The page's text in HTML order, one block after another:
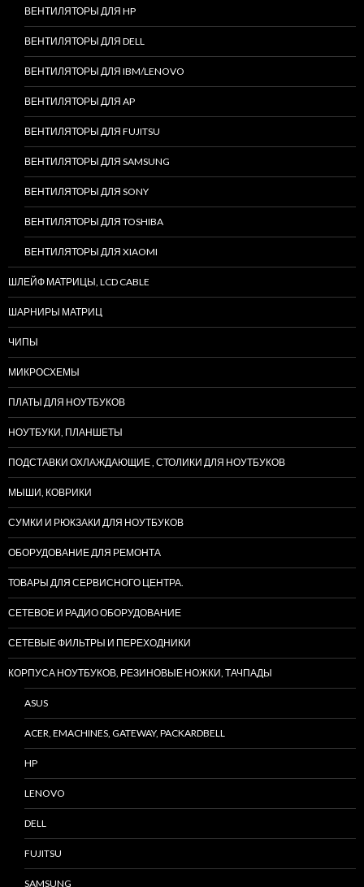
ВЕНТИЛЯТОРЫ ДЛЯ HP
ВЕНТИЛЯТОРЫ ДЛЯ DELL
ВЕНТИЛЯТОРЫ ДЛЯ IBM/LENOVO
ВЕНТИЛЯТОРЫ ДЛЯ AP
ВЕНТИЛЯТОРЫ ДЛЯ FUJITSU
ВЕНТИЛЯТОРЫ ДЛЯ SAMSUNG
ВЕНТИЛЯТОРЫ ДЛЯ SONY
ВЕНТИЛЯТОРЫ ДЛЯ TOSHIBA
ВЕНТИЛЯТОРЫ ДЛЯ XIAOMI
ШЛЕЙФ МАТРИЦЫ, LCD CABLE
ШАРНИРЫ МАТРИЦ
ЧИПЫ
МИКРОСХЕМЫ
ПЛАТЫ ДЛЯ НОУТБУКОВ
НОУТБУКИ, ПЛАНШЕТЫ
ПОДСТАВКИ ОХЛАЖДАЮЩИЕ , СТОЛИКИ ДЛЯ НОУТБУКОВ
МЫШИ, КОВРИКИ
СУМКИ И РЮКЗАКИ ДЛЯ НОУТБУКОВ
ОБОРУДОВАНИЕ ДЛЯ РЕМОНТА
ТОВАРЫ ДЛЯ СЕРВИСНОГО ЦЕНТРА.
СЕТЕВОЕ И РАДИО ОБОРУДОВАНИЕ
СЕТЕВЫЕ ФИЛЬТРЫ И ПЕРЕХОДНИКИ
КОРПУСА НОУТБУКОВ, РЕЗИНОВЫЕ НОЖКИ, ТАЧПАДЫ
ASUS
ACER, EMACHINES, GATEWAY, PACKARDBELL
HP
LENOVO
DELL
FUJITSU
SAMSUNG